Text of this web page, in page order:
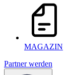
MAGAZIN
Partner werden